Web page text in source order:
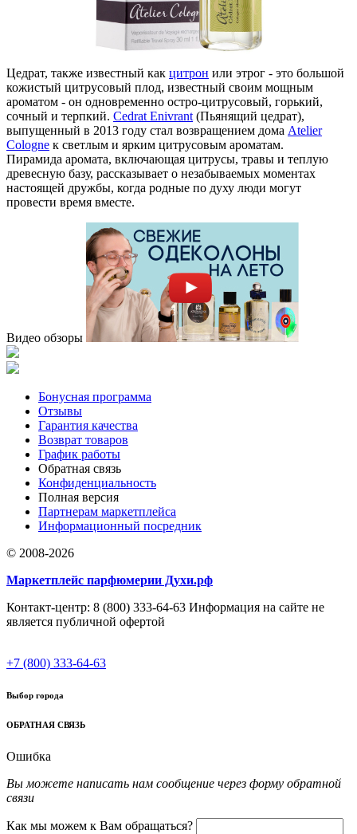
Цедрат, также известный как цитрон или этрог - это большой
кожистый цитрусовый плод, известный своим мощным
ароматом - он одновременно остро-цитрусовый, горький,
сочный и терпкий. Cedrat Enivrant (Пьянящий цедрат),
выпущенный в 2013 году стал возвращением дома Atelier
Cologne к светлым и ярким цитрусовым ароматам.
Пирамида аромата, включающая цитрусы, травы и теплую
древесную базу, рассказывает о незабываемых моментах
настоящей дружбы, когда родные по духу люди могут
провести время вместе.
Видео обзоры
Бонусная программа
Отзывы
Гарантия качества
Возврат товаров
График работы
Обратная связь
Конфиденциальность
Полная версия
Партнерам маркетплейса
Информационный посредник
© 2008-2026
Маркетплейс парфюмерии Духи.рф
Контакт-центр: 8 (800) 333-64-63 Информация на сайте не
является публичной офертой
+7 (800) 333-64-63
Выбор города
ОБРАТНАЯ СВЯЗЬ
Ошибка
Вы можете написать нам сообщение через форму обратной
связи
Как мы можем к Вам обращаться?